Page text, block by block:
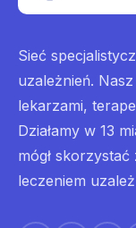
Sieć
uzależnień.
lekarzami,
Działamy w 13
mógł
leczeniem